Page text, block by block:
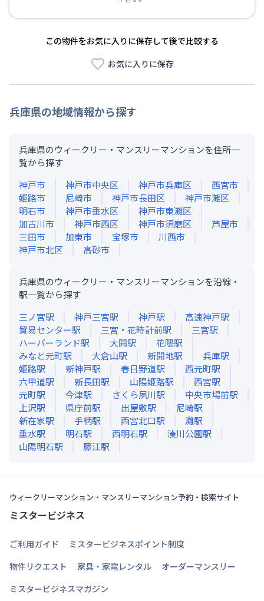
この物件をお気に入りに保存して後で比較する
お気に入りに保存
兵庫県の地域情報から探す
兵庫県のウィークリー・マンスリーマンションを住所一
覧から探す
神戸市
神戸市中央区 神戸市兵庫区
西宮市
姫路市
尼崎市 神戸市長田区
神戸市灘区
明石市
神戸市垂水区
神戸市東灘区
加古川市
神戸市西区 神戸市須磨区
芦屋市
三田市
加東市 宝塚市
川西市
神戸市北区
高砂市
兵庫県のウィークリー・マンスリーマンションを沿線・
駅一覧から探す
三ノ宮駅 神戸三宮駅 神戸駅 高速神戸駅
貿易センター駅 三宮・花時計前駅 三宮駅
ハーバーランド駅 大開駅 花隈駅
みなと元町駅 大倉山駅 新開地駅 兵庫駅
姫路駅 新神戸駅 春日野道駅 西元町駅
六甲道駅 新長田駅 山陽姫路駅 西宮駅
元町駅 今津駅 さくら夙川駅 中央市場前駅
上沢駅 県庁前駅 出屋敷駅 尼崎駅
新在家駅 手柄駅 西宮北口駅 灘駅
垂水駅 明石駅 西明石駅 湊川公園駅
山陽明石駅 藤江駅
ウィークリーマンション・マンスリーマンション予約・検索サイト
ミスタービジネス
ご利用ガイド
ミスタービジネスポイント制度
物件リクエスト
家具・家電レンタル
オーダーマンスリー
ミスタービジネスマガジン